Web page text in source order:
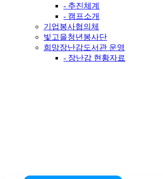
- 추진체계
- 캠프소개
기업봉사협의체
빛고을청년봉사단
희망장난감도서관 운영
- 장난감 현황자료